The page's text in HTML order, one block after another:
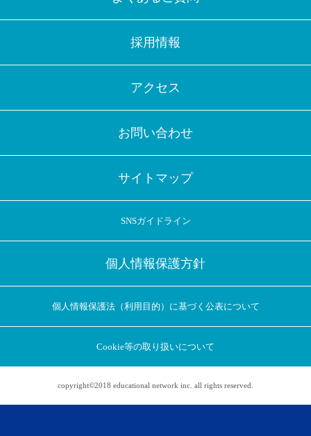
アプリに切り替えてみませんか
採用情報
アクセス
お問い合わせ
サイトマップ
SNSガイドライン
個人情報保護方針
個人情報保護法（利用目的）に基づく公表について
Cookie等の取り扱いについて
copyright©2018 educational network inc. all rights reserved.